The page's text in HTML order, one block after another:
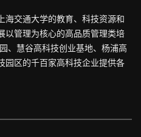
海交通大学的教育、科技资源和
以管理为核心的高品质管理类培
、慧谷高科技创业基地、杨浦高
园区的千百家高科技企业提供各